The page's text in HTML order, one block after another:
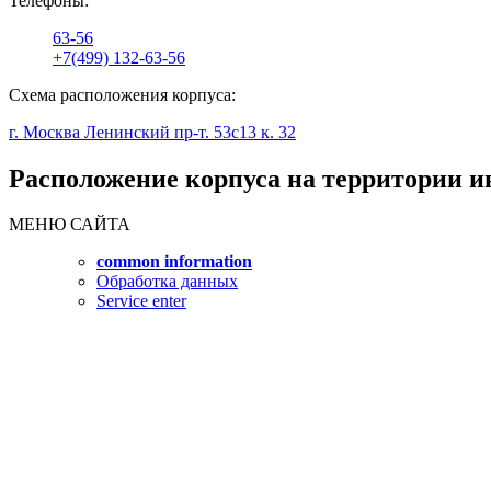
63-56
+7(499) 132-63-56
Схема расположения корпуса:
г. Москва Ленинский пр-т. 53с13 к. 32
Расположение корпуса на территории
МЕНЮ САЙТА
common information
Обработка данных
Service enter